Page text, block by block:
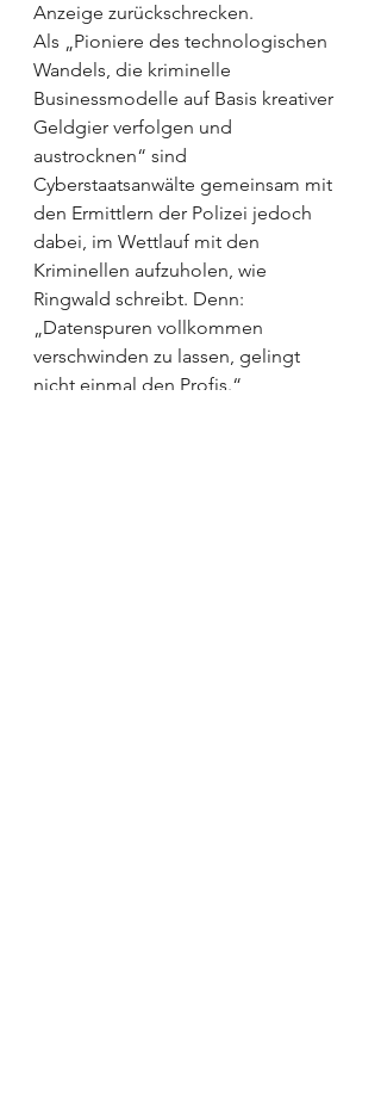
Anzeige zurückschrecken.
Als „Pioniere des technologischen
Wandels, die kriminelle
Businessmodelle auf Basis kreativer
Geldgier verfolgen und
austrocknen“ sind
Cyberstaatsanwälte gemeinsam mit
den Ermittlern der Polizei jedoch
dabei, im Wettlauf mit den
Kriminellen aufzuholen, wie
Ringwald schreibt. Denn:
„Datenspuren vollkommen
verschwinden zu lassen, gelingt
nicht einmal den Profis.“